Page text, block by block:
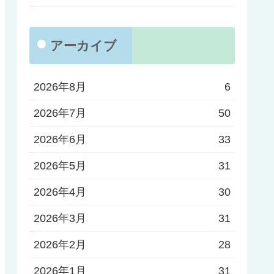
アーカイブ
2026年8月 6
2026年7月 50
2026年6月 33
2026年5月 31
2026年4月 30
2026年3月 31
2026年2月 28
2026年1月 31